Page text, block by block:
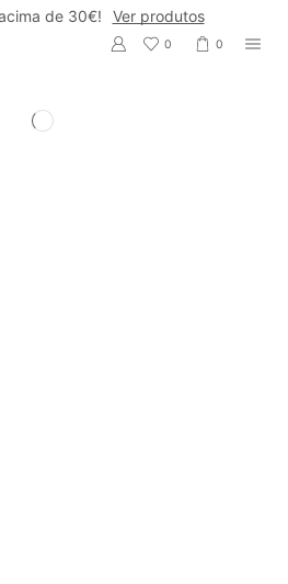
de 30€! Ver produtos
0 0